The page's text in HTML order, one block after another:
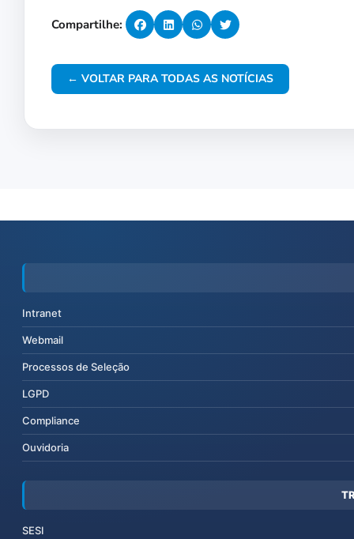
Compartilhe:
← VOLTAR PARA TODAS AS NOTÍCIAS
Intranet
Webmail
Processos de Seleção
LGPD
Compliance
Ouvidoria
SESI